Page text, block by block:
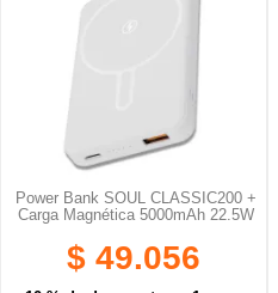
Power Bank SOUL CLASSIC200 +
Carga Magnética 5000mAh 22.5W
$ 49.056